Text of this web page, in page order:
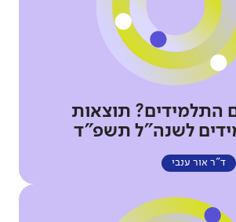
התלמידים? תוצאות
לשנה"ל תשפ"ד
ד"ר אור ענבי